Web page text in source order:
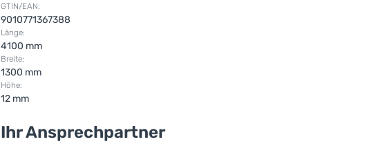
GTIN/EAN:
9010771367388
Länge:
4100 mm
Breite:
1300 mm
Höhe:
12 mm
Ihr Ansprechpartner